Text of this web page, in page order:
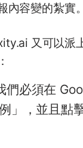
內容變的紮實。
又可以派
們必須在
」，並且點